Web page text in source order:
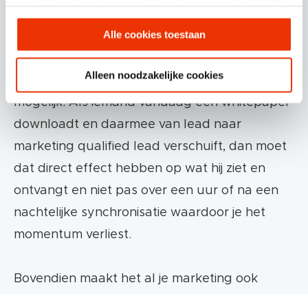
gebruiken.
Alle cookies toestaan
Alleen noodzakelijke cookies
kunnen werken vanuit één geïntegreerde
plek. Het maakt consistentie, vlekkeloze
automatisering en verregaande personalisatie
mogelijk. Als iemand vandaag een whitepaper
downloadt en daarmee van lead naar
marketing qualified lead verschuift, dan moet
dat direct effect hebben op wat hij ziet en
ontvangt en niet pas over een uur of na een
nachtelijke synchronisatie waardoor je het
momentum verliest.
Bovendien maakt het al je marketing ook